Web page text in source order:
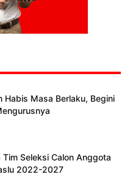
Habis Masa Berlaku, Begini
Seleksi Calon Anggota
2022-2027